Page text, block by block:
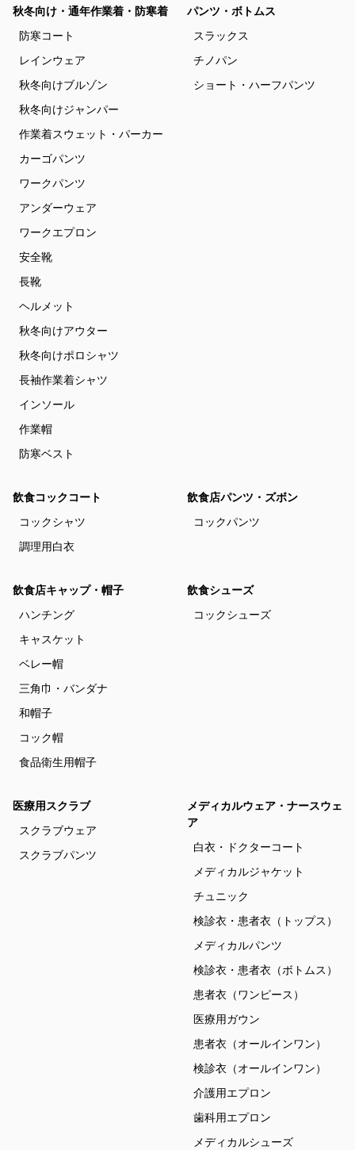
秋冬向け・通年作業着・防寒着
防寒コート
レインウェア
秋冬向けブルゾン
秋冬向けジャンパー
作業着スウェット・パーカー
カーゴパンツ
ワークパンツ
アンダーウェア
ワークエプロン
安全靴
長靴
ヘルメット
秋冬向けアウター
秋冬向けポロシャツ
長袖作業着シャツ
インソール
作業帽
防寒ベスト
パンツ・ボトムス
スラックス
チノパン
ショート・ハーフパンツ
飲食コックコート
コックシャツ
調理用白衣
飲食店パンツ・ズボン
コックパンツ
飲食店キャップ・帽子
ハンチング
キャスケット
ベレー帽
三角巾・バンダナ
和帽子
コック帽
食品衛生用帽子
飲食シューズ
コックシューズ
医療用スクラブ
スクラブウェア
スクラブパンツ
メディカルウェア・ナースウェ
ア
白衣・ドクターコート
メディカルジャケット
チュニック
検診衣・患者衣（トップス）
メディカルパンツ
検診衣・患者衣（ボトムス）
患者衣（ワンピース）
医療用ガウン
患者衣（オールインワン）
検診衣（オールインワン）
介護用エプロン
歯科用エプロン
メディカルシューズ